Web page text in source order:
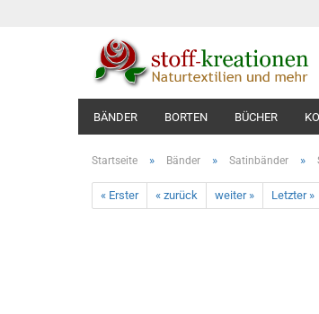
BÄNDER BORTEN BÜCHER
Startseite » Bänder » Satinbänder »
« Erster « zurück weiter » Letzter »